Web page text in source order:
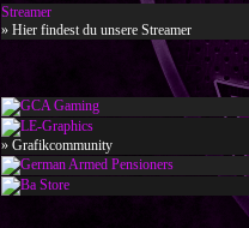
Streamer
» Hier findest du unsere Streamer
» Grafikcommunity